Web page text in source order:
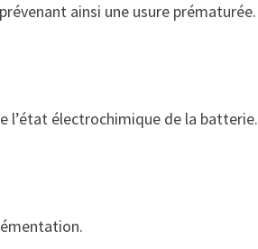
ainsi une usure prématurée.
l’état électrochimique de la batterie.